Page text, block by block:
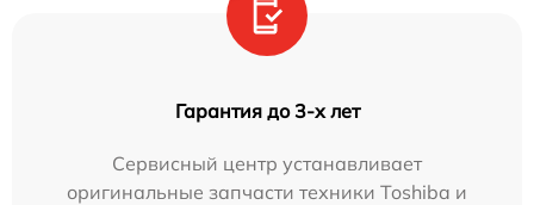
Гарантия до 3-х лет
Сервисный центр устанавливает
оригинальные запчасти техники Toshiba и